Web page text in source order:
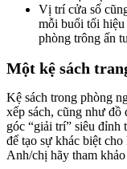
Vị trí cửa sổ
mỗi buổi tối hiệu
phòng trông ấn
Một kệ sách
Kệ sách trong phòng
xếp sách, cũng như
góc “giải trí” siêu đỉnh
để tạo sự khác biệt
Anh/chị hãy tham